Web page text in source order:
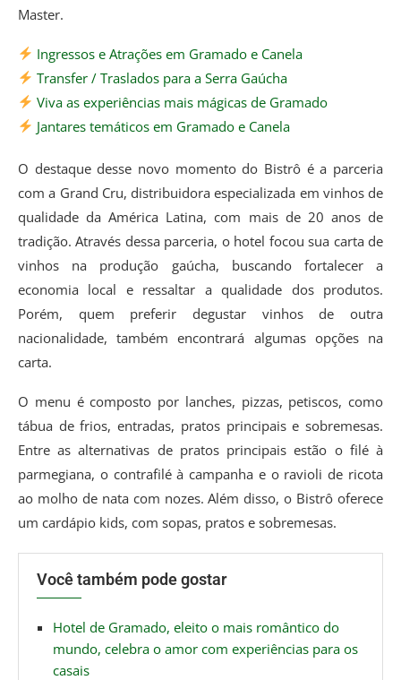
Master.
Ingressos e Atrações em Gramado e Canela
Transfer / Traslados para a Serra Gaúcha
Viva as experiências mais mágicas de Gramado
Jantares temáticos em Gramado e Canela
O destaque desse novo momento do Bistrô é a parceria
com a Grand Cru, distribuidora especializada em vinhos de
qualidade da América Latina, com mais de 20 anos de
tradição. Através dessa parceria, o hotel focou sua carta de
vinhos na produção gaúcha, buscando fortalecer a
economia local e ressaltar a qualidade dos produtos.
Porém, quem preferir degustar vinhos de outra
nacionalidade, também encontrará algumas opções na
carta.
O menu é composto por lanches, pizzas, petiscos, como
tábua de frios, entradas, pratos principais e sobremesas.
Entre as alternativas de pratos principais estão o filé à
parmegiana, o contrafilé à campanha e o ravioli de ricota
ao molho de nata com nozes. Além disso, o Bistrô oferece
um cardápio kids, com sopas, pratos e sobremesas.
Você também pode gostar
Hotel de Gramado, eleito o mais romântico do
mundo, celebra o amor com experiências para os
casais